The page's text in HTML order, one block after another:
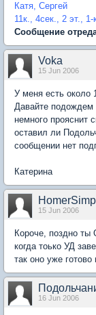
Катя, Сергей
11к., 4сек., 2 эт., 1-
Сообщение
Voka
15 Jun 2006
У меня есть около
Давайте подождем
немного прояснит
оставил ли
сообщении нет
Катерина
15 Jun 2006
Короче, поздно
когда тоько УД
так оно уже
16 Jun 2006